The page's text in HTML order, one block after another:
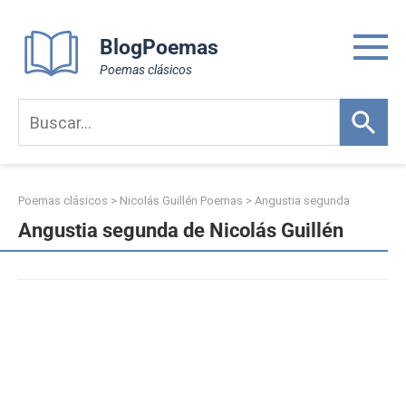
content
BlogPoemas
Poemas clásicos
Poemas clásicos > Nicolás Guillén Poemas > Angustia segunda
Angustia segunda de Nicolás Guillén